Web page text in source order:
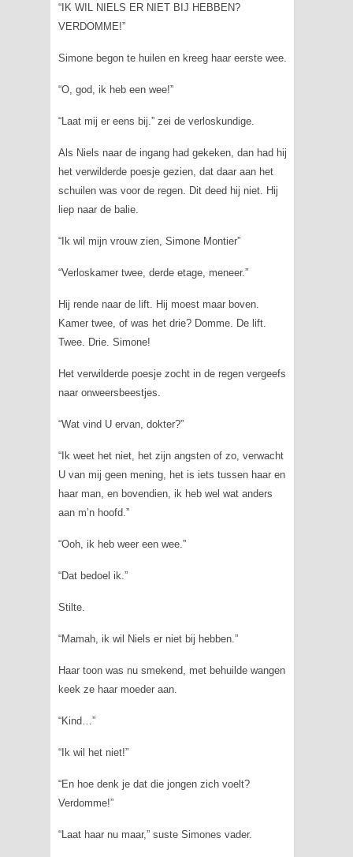
“IK WIL NIELS ER NIET BIJ HEBBEN?
VERDOMME!”
Simone begon te huilen en kreeg haar eerste wee.
“O, god, ik heb een wee!”
“Laat mij er eens bij.” zei de verloskundige.
Als Niels naar de ingang had gekeken, dan had hij
het verwilderde poesje gezien, dat daar aan het
schuilen was voor de regen. Dit deed hij niet. Hij
liep naar de balie.
“Ik wil mijn vrouw zien, Simone Montier”
“Verloskamer twee, derde etage, meneer.”
Hij rende naar de lift. Hij moest maar boven.
Kamer twee, of was het drie? Domme. De lift.
Twee. Drie. Simone!
Het verwilderde poesje zocht in de regen vergeefs
naar onweersbeestjes.
“Wat vind U ervan, dokter?”
“Ik weet het niet, het zijn angsten of zo, verwacht
U van mij geen mening, het is iets tussen haar en
haar man, en bovendien, ik heb wel wat anders
aan m’n hoofd.”
“Ooh, ik heb weer een wee.”
“Dat bedoel ik.”
Stilte.
“Mamah, ik wil Niels er niet bij hebben.”
Haar toon was nu smekend, met behuilde wangen
keek ze haar moeder aan.
“Kind…”
“Ik wil het niet!”
“En hoe denk je dat die jongen zich voelt?
Verdomme!”
“Laat haar nu maar,” suste Simones vader.